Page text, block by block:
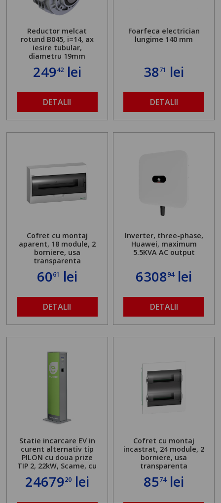
Reductor melcat
rotund B045, i=14, ax
iesire tubular,
diametru 19mm
24942lei
DETALII
Foarfeca electrician
lungime 140 mm
3871 lei
DETALII
Cofret cu montaj
aparent, 18 module, 2
borniere, usa
transparenta
6061 lei
DETALII
Inverter, three-phase,
Huawei, maximum
5.5KVA AC output
630894lei
DETALII
Statie incarcare EV in
curent alternativ tip
PILON cu doua prize
TIP 2, 22kW, Scame, cu
server local
2467920lei
Cofret cu montaj
incastrat, 24 module, 2
borniere, usa
transparenta
8574lei